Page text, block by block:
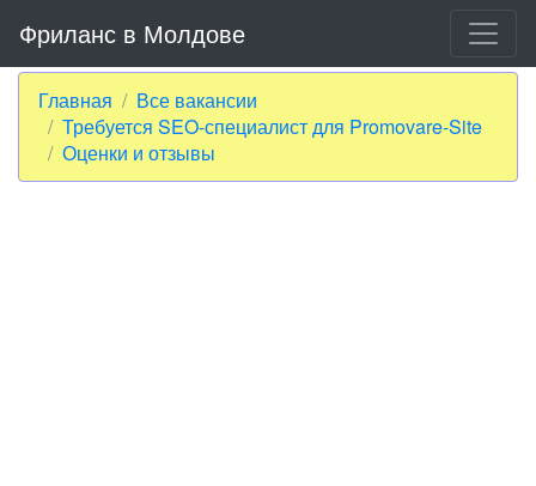
Фриланс в Молдове
Главная
Все вакансии
Требуется SEO-специалист для Promovare-Site
Оценки и отзывы